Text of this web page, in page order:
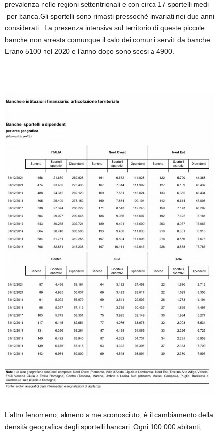
prevalenza nelle regioni settentrionali e con circa 17 sportelli medi
per banca.Gli sportelli sono rimasti pressochè invariati nei due anni
considerati. La presenza intensiva sul territorio di queste piccole
banche non arresta comunque il calo dei comuni serviti da banche.
Erano 5100 nel 2020 e l’anno dopo sono scesi a 4900.
L’altro fenomeno, almeno a me sconosciuto, è il cambiamento della
densità geografica degli sportelli bancari. Ogni 100.000 abitanti,